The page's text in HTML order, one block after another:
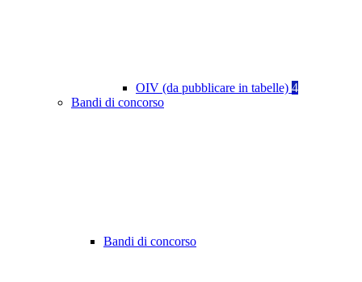
OIV (da pubblicare in tabelle) 4
Bandi di concorso
Bandi di concorso